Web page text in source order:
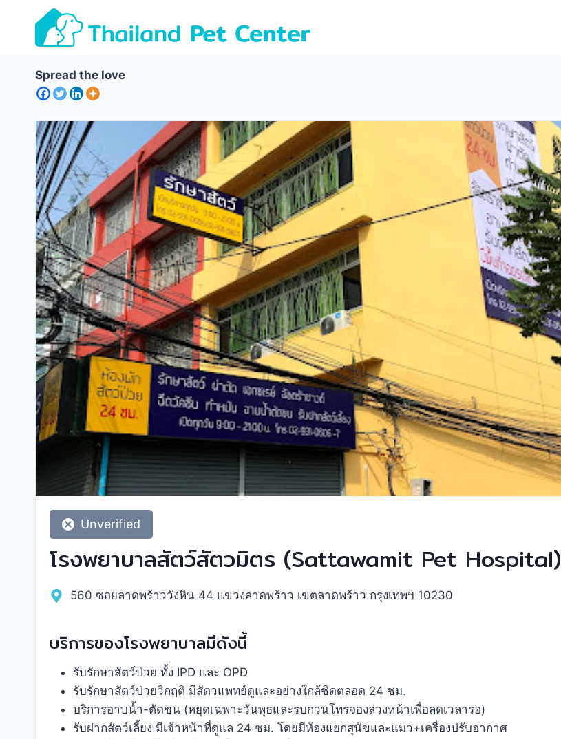
content
Spread the love
Unverified
โรงพยาบาลสัตว์สัตวมิตร (Sattawamit Pet Hospital)
560 ซอยลาดพร้าววังหิน 44 แขวงลาดพร้าว เขตลาดพร้าว กรุงเทพฯ 10230
บริการของโรงพยาบาลมีดังนี้
รับรักษาสัตว์ป่วย ทั้ง IPD และ OPD
รับรักษาสัตว์ป่วยวิกฤติ มีสัตวแพทย์ดูและอย่างใกล้ชิดตลอด 24 ชม.
บริการอาบน้ำ-ตัดขน (หยุดเฉพาะวันพุธและรบกวนโทรจองล่วงหน้าเพื่อลดเวลารอ)
รับฝากสัตว์เลี้ยง มีเจ้าหน้าที่ดูแล 24 ชม. โดยมีห้องแยกสุนัขและแมว+เครื่องปรับอากาศ